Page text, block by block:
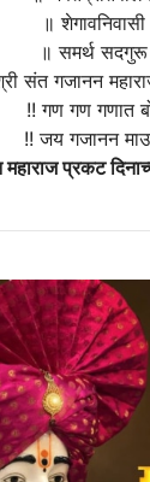
॥
॥ समर्थ
संत गजानन
!! गण गण गणात
!! जय गजानन
प्रकट